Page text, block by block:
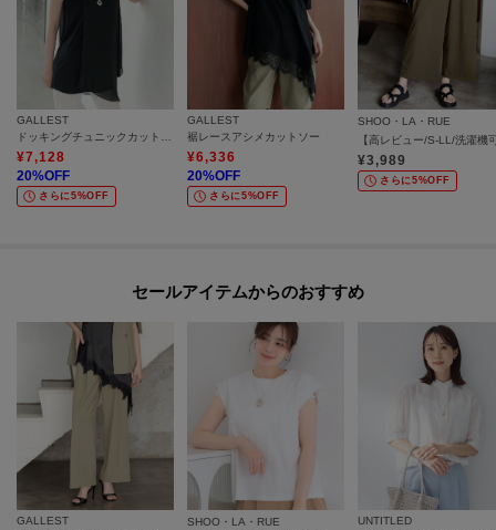
GALLEST
¥7,128
20%OFF
さらに5%OFF
GALLEST
裾レースアシメカットソー
¥6,336
20%OFF
さらに5%OFF
SHOO・LA・RUE
¥3,989
さらに5%OFF
セールアイテムからのおすすめ
GALLEST
SHOO・LA・RUE
UNTITLED